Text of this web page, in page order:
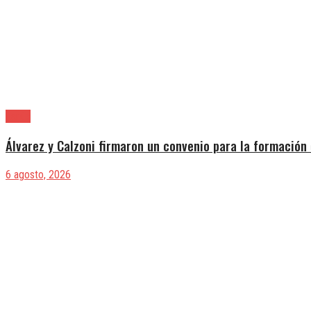
Álvarez y Calzoni firmaron un convenio para la
6 agosto, 2026